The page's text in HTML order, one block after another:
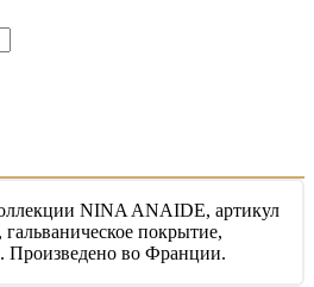
NINA ANAIDE, артикул
гальваническое покрытие,
Произведено во Франции.